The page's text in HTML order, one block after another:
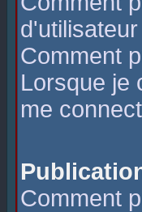
Comment
Lorsque je
me
Comment